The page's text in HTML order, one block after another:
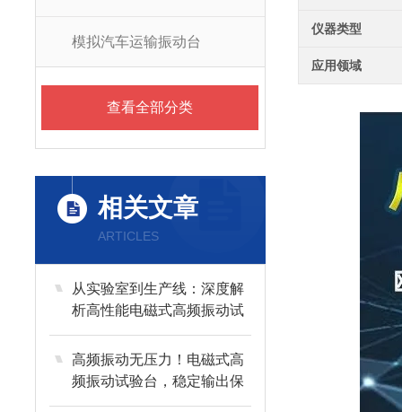
模拟汽车运输振动台
查看全部分类
相关文章
ARTICLES
从实验室到生产线：深度解
析高性能电磁式高频振动试
验台的关键技术参数与选型
指南
高频振动无压力！电磁式高
频振动试验台，稳定输出保
障测试精度
仪器类型
应用领域